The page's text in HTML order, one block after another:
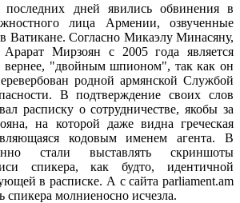
последних дней явились обвинения в
лица Армении, озвученные
Согласно Микаэлу Минасяну,
Арарат Мирзоян с 2005 года является
"двойным шпионом", так как он
родной армянской Службой
В подтверждение своих слов
расписку о сотрудничестве, якобы за
на которой даже видна греческая
кодовым именем агента. В
стали выставлять скриншоты
спикера, как будто, идентичной
в расписке. А с сайта parliament.am
спикера молниеносно исчезла.